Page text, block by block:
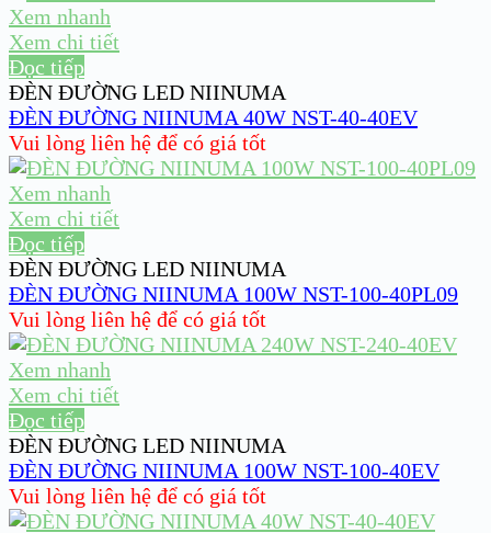
Xem nhanh
Xem chi tiết
Đọc tiếp
ĐÈN ĐƯỜNG LED NIINUMA
ĐÈN ĐƯỜNG NIINUMA 40W NST-40-40EV
Vui lòng liên hệ để có giá tốt
Xem nhanh
Xem chi tiết
Đọc tiếp
ĐÈN ĐƯỜNG LED NIINUMA
ĐÈN ĐƯỜNG NIINUMA 100W NST-100-40PL09
Vui lòng liên hệ để có giá tốt
Xem nhanh
Xem chi tiết
Đọc tiếp
ĐÈN ĐƯỜNG LED NIINUMA
ĐÈN ĐƯỜNG NIINUMA 100W NST-100-40EV
Vui lòng liên hệ để có giá tốt